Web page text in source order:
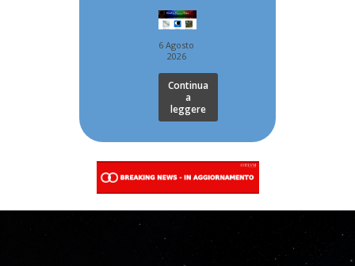
6 Agosto
2026
Continua
a
leggere